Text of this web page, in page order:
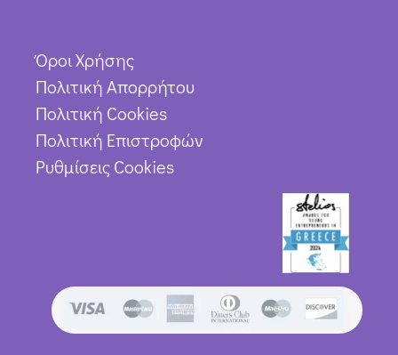
Όροι Χρήσης
Πολιτική Απορρήτου
Πολιτική Cookies
Πολιτική Επιστροφών
Ρυθμίσεις Cookies